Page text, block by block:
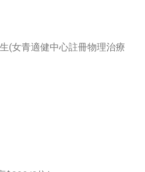
(女青適健中心註冊物理治療